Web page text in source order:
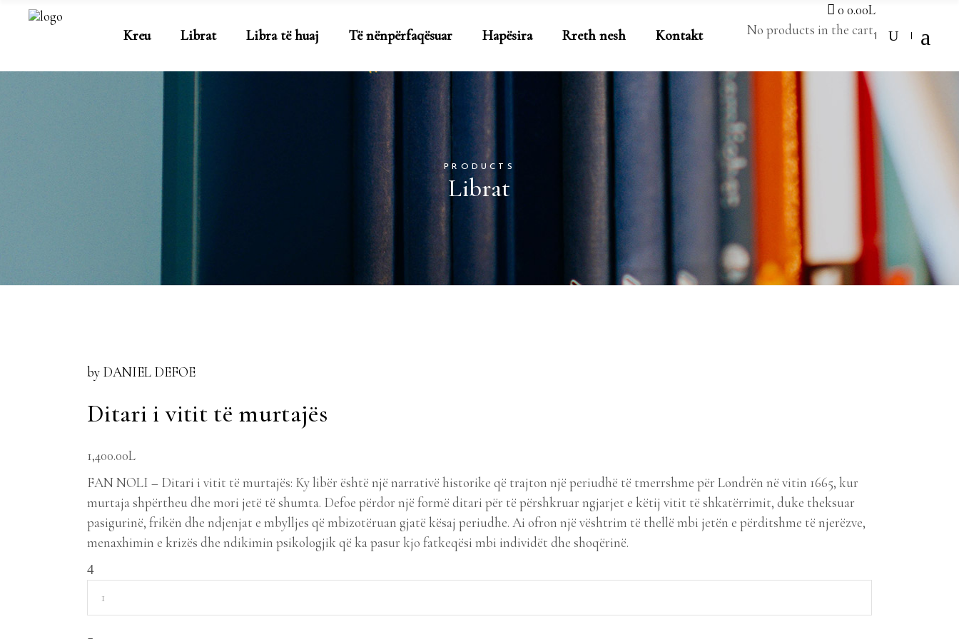
Kreu Librat Libra të huaj Të nënpërfaqësuar Hapësira Rreth nesh Kontakt
0 0.00L
No products in the cart.
PRODUCTS
Librat
by DANIEL DEFOE
Ditari i vitit të murtajës
1,400.00L
FAN NOLI – Ditari i vitit të murtajës: Ky libër është një narrativë historike që trajton një periudhë të tmerrshme për Londrën në vitin 1665, kur
murtaja shpërtheu dhe mori jetë të shumta. Defoe përdor një formë ditari për të përshkruar ngjarjet e këtij vitit të shkatërrimit, duke theksuar
pasigurinë, frikën dhe ndjenjat e mbylljes që mbizotëruan gjatë kësaj periudhe. Ai ofron një vështrim të thellë mbi jetën e përditshme të njerëzve,
menaxhimin e krizës dhe ndikimin psikologjik që ka pasur kjo fatkeqësi mbi individët dhe shoqërinë.
Ditari